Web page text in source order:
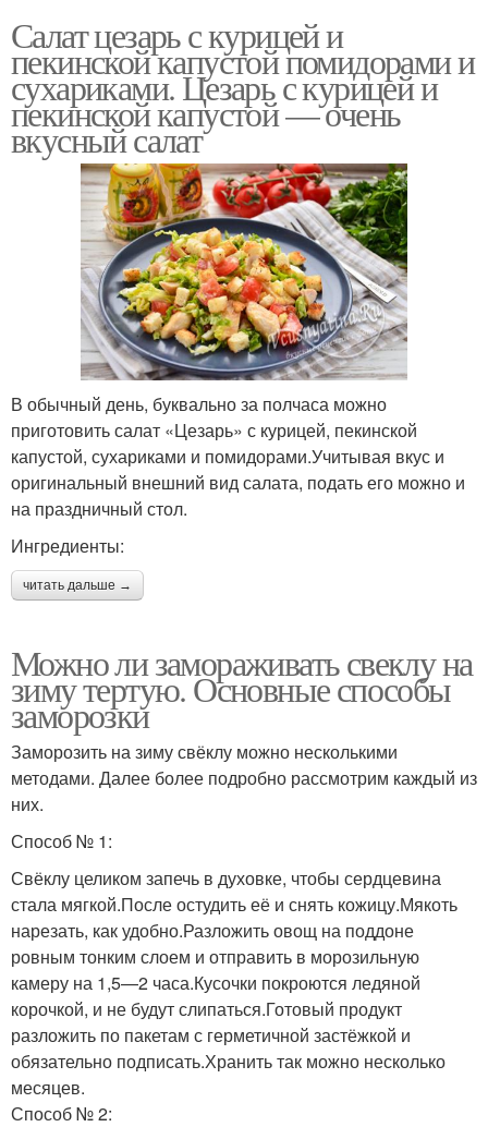
Салат цезарь с курицей и
пекинской капустой помидорами и
сухариками. Цезарь с курицей и
пекинской капустой — очень
вкусный салат
В обычный день, буквально за полчаса можно
приготовить салат «Цезарь» с курицей, пекинской
капустой, сухариками и помидорами.Учитывая вкус и
оригинальный внешний вид салата, подать его можно и
на праздничный стол.
Ингредиенты:
читать дальше →
Можно ли замораживать свеклу на
зиму тертую. Основные способы
заморозки
Заморозить на зиму свёклу можно несколькими
методами. Далее более подробно рассмотрим каждый из
них.
Способ № 1:
Свёклу целиком запечь в духовке, чтобы сердцевина
стала мягкой.После остудить её и снять кожицу.Мякоть
нарезать, как удобно.Разложить овощ на поддоне
ровным тонким слоем и отправить в морозильную
камеру на 1,5—2 часа.Кусочки покроются ледяной
корочкой, и не будут слипаться.Готовый продукт
разложить по пакетам с герметичной застёжкой и
обязательно подписать.Хранить так можно несколько
месяцев.
Способ № 2: